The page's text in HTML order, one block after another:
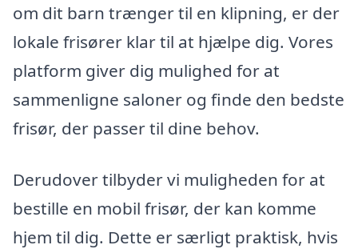
om dit barn trænger til en klipning, er der
lokale frisører klar til at hjælpe dig. Vores
platform giver dig mulighed for at
sammenligne saloner og finde den bedste
frisør, der passer til dine behov.
Derudover tilbyder vi muligheden for at
bestille en mobil frisør, der kan komme
hjem til dig. Dette er særligt praktisk, hvis